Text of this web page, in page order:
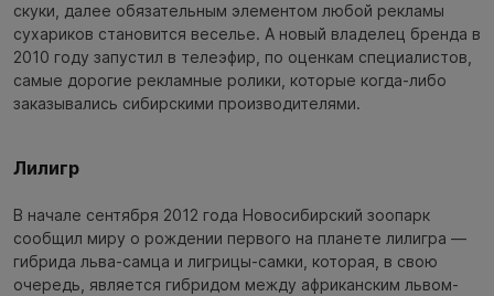
скуки, далее обязательным элементом любой рекламы
сухариков становится веселье. А новый владелец бренда в
2010 году запустил в телеэфир, по оценкам специалистов,
самые дорогие рекламные ролики, которые когда-либо
заказывались сибирскими производителями.
Лилигр
В начале сентября 2012 года Новосибирский зоопарк
сообщил миру о рождении первого на планете лилигра —
гибрида льва-самца и лигрицы-самки, которая, в свою
очередь, является гибридом между африканским львом-